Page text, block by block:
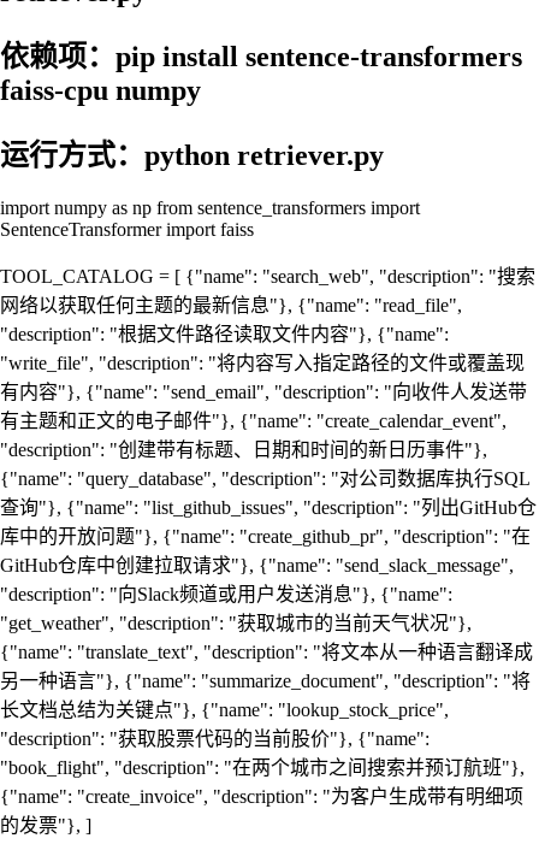
依赖项：pip install sentence-transformers
faiss-cpu numpy
运行方式：python retriever.py
import numpy as np from sentence_transformers import
SentenceTransformer import faiss
TOOL_CATALOG = [ {"name": "search_web", "description": "搜索
网络以获取任何主题的最新信息"}, {"name": "read_file",
"description": "根据文件路径读取文件内容"}, {"name":
"write_file", "description": "将内容写入指定路径的文件或覆盖现
有内容"}, {"name": "send_email", "description": "向收件人发送带
有主题和正文的电子邮件"}, {"name": "create_calendar_event",
"description": "创建带有标题、日期和时间的新日历事件"},
{"name": "query_database", "description": "对公司数据库执行SQL
查询"}, {"name": "list_github_issues", "description": "列出GitHub仓
库中的开放问题"}, {"name": "create_github_pr", "description": "在
GitHub仓库中创建拉取请求"}, {"name": "send_slack_message",
"description": "向Slack频道或用户发送消息"}, {"name":
"get_weather", "description": "获取城市的当前天气状况"},
{"name": "translate_text", "description": "将文本从一种语言翻译成
另一种语言"}, {"name": "summarize_document", "description": "将
长文档总结为关键点"}, {"name": "lookup_stock_price",
"description": "获取股票代码的当前股价"}, {"name":
"book_flight", "description": "在两个城市之间搜索并预订航班"},
{"name": "create_invoice", "description": "为客户生成带有明细项
的发票"}, ]